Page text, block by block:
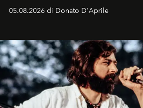
logomania pensata per la spiaggia
Kate, Claudia e Carla una dietro
uno dei documenti più
05.08.2026 di Donato D'Aprile